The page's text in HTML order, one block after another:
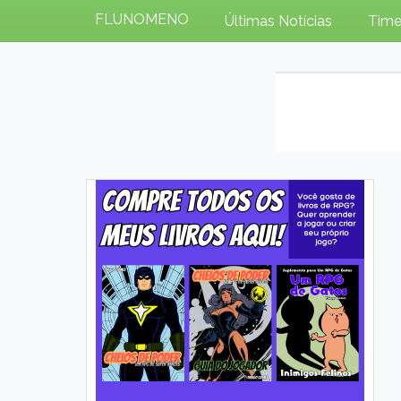
FLUNOMENO Últimas Notícias